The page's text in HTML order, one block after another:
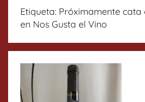
Etiqueta: Próximamente cata
en Nos Gusta el Vino